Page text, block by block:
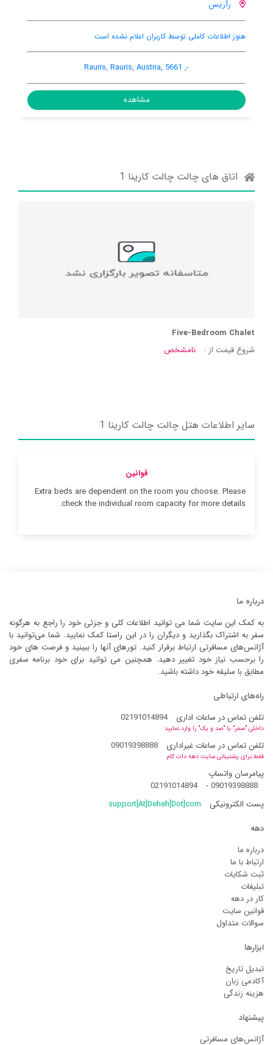
بالکن
Seidlwinklstr. 35, Rauris, Rauris, Austria, 5661
اتاق های چالت چالت کارینا 1
Five-Bedroom Chalet
شروع قیمت از :
نامشخص
سایر اطلاعات هتل چالت چالت کارینا 1
قوانین
Extra beds are dependent on the room you choose. Please
check the individual room capacity for more details.
درباره ما
به کمک این سایت شما می توانید اطلاعات کلی و جزئی خود را راجع به هرگونه
سفر به اشتراک بگذارید و دیگران را در این راستا کمک نمایید. شما می‌توانید با
آژانس‌های مسافرتی ارتباط برقرار کنید. تورهای آنها را ببینید و فرصت های خود
را برحسب نیاز خود تغییر دهید. همچنین می توانید برای خود برنامه سفری
مطابق با سلیقه خود داشته باشید.
راه‌های ارتباطی
تلفن تماس در ساعات اداری
02191014894
داخلی "صفر" یا "صد و یک" را وارد نمایید
تلفن تماس در ساعات غیراداری 09019398888
فقط برای پشتیبانی سایت دهه دات کام
پیامرسان واتساپ
09019398888
-
02191014894
پست الکترونیکی
support[At]Deheh[Dot]com
دهه
درباره ما
ارتباط با ما
ثبت شکایات
تبلیغات
کار در دهه
قوانین سایت
سوالات متداول
ابزارها
تبدیل تاریخ
آکادمی زبان
هزینه زندگی
پیشنهاد
آژانس‌های مسافرتی